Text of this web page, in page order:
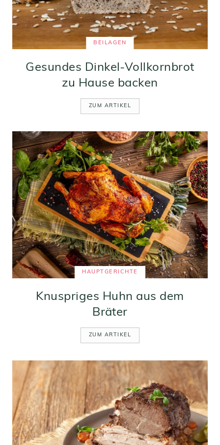
BEILAGEN
Gesundes Dinkel-Vollkornbrot
zu Hause backen
ZUM ARTIKEL
HAUPTGERICHTE
Knuspriges Huhn aus dem
Bräter
ZUM ARTIKEL